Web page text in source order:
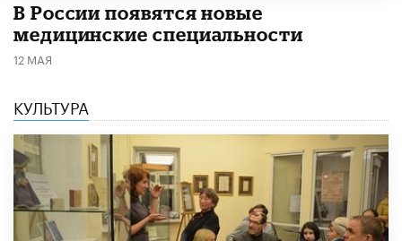
В России появятся новые
медицинские специальности
12 МАЯ
КУЛЬТУРА